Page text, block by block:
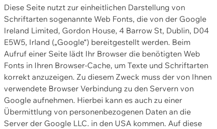
Diese Seite nutzt zur einheitlichen Darstellung von
Schriftarten sogenannte Web Fonts, die von der Google
Ireland Limited, Gordon House, 4 Barrow St, Dublin, D04
E5W5, Irland („Google“) bereitgestellt werden. Beim
Aufruf einer Seite lädt Ihr Browser die benötigten Web
Fonts in Ihren Browser-Cache, um Texte und Schriftarten
korrekt anzuzeigen. Zu diesem Zweck muss der von Ihnen
verwendete Browser Verbindung zu den Servern von
Google aufnehmen. Hierbei kann es auch zu einer
Übermittlung von personenbezogenen Daten an die
Server der Google LLC. in den USA kommen. Auf diese